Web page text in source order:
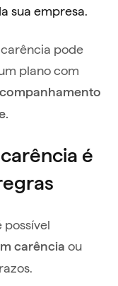
sua empresa.
pode
plano com
é
possível
carência ou